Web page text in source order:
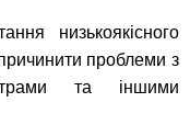
низькоякісного
проблеми з
та іншими